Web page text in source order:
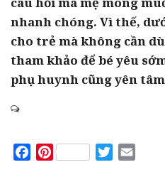
nhanh chóng. Vì thế,
cho trẻ mà không cần
tham khảo để bé yêu
phụ huynh cũng yên
FacebookPinterest Twitter